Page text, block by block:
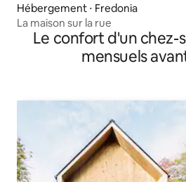
Hébergement ⋅ Fredonia
La maison sur la rue
Le confort d'un chez-
mensuels